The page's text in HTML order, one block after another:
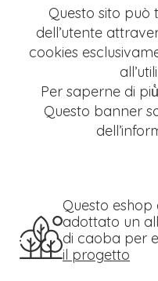
Questo sito può
dell’utente
cookies
Per saperne di
Questo banner
Questo
adottato un
di caoba per
il progetto